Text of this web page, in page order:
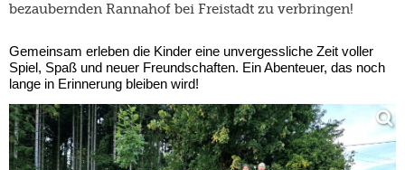
bezaubernden Rannahof bei Freistadt zu verbringen!
Gemeinsam erleben die Kinder eine unvergessliche Zeit voller
Spiel, Spaß und neuer Freundschaften. Ein Abenteuer, das noch
lange in Erinnerung bleiben wird!